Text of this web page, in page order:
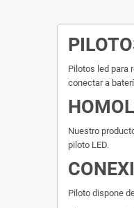
Pilotos led para
conectar a
Nuestro
piloto LED.
Piloto dispone